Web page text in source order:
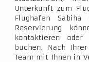
Unterkunft zum
Flughafen
Reservierung
kontaktieren
buchen. Nach
Team mit Ihnen in